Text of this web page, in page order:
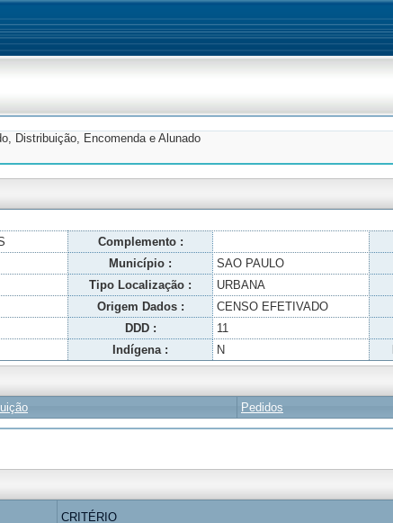
Distribuição, Encomenda e Alunado
Complemento :
Município : SAO PAULO
Tipo Localização : URBANA
Origem Dados : CENSO EFETIVADO
DDD : 11
Indígena : N
Pedidos
CRITÉRIO